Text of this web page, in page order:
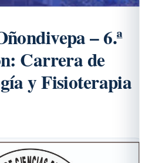
– 6.ª
Carrera de
y Fisioterapia